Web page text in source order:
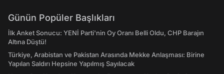
Günün Popüler Başlıkları
İlk Anket Sonucu: YENİ Parti'nin Oy Oranı Belli Oldu, CHP Barajın
Altına Düştü!
Türkiye, Arabistan ve Pakistan Arasında Mekke Anlaşması: Birine
Yapılan Saldırı Hepsine Yapılmış Sayılacak